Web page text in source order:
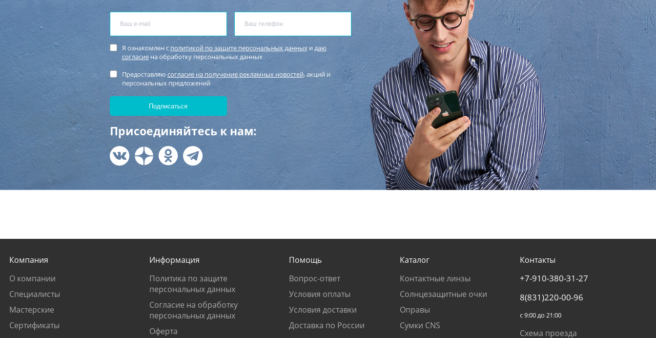
Я ознакомлен с политикой по защите персональных данных и даю
согласиена обработку персональных данных
Предоставляю согласие на получение рекламных новостей, акций и
персональных предложений
Присоединяйтесь к нам:
Компания
О компании
Специалисты
Мастерские
Сертификаты
Информация
Политика по защите
персональных данных
Согласие на обработку
персональных данных
Оферта
Помощь
Вопрос-ответ
Условия оплаты
Условия доставки
Доставка по России
Каталог
Контактные линзы
Солнцезащитные очки
Оправы
Сумки CNS
Контакты
+7-910-380-31-27
8(831)220-00-96
с 9:00 до 21:00
Схема проезда